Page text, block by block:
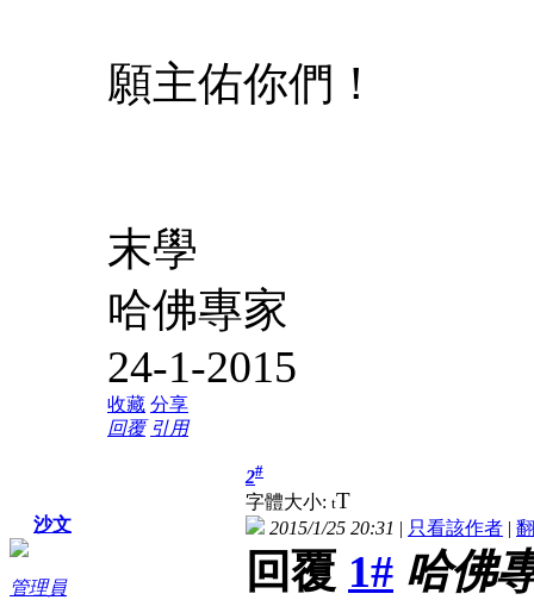
願主佑你們！
末學
哈佛專家
24-1-2015
收藏 分享
回覆 引用
沙文
管理員
2#
字體大小: tT
2015/1/25 20:31 | 只看該作者 |
回覆 1# 哈佛